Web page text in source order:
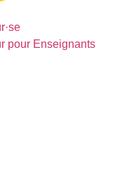
pour Enseignants